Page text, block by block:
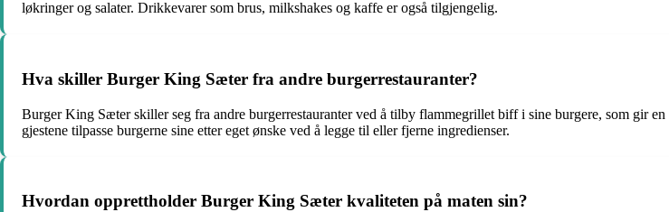
løkringer og salater. Drikkevarer som brus, milkshakes og kaffe er også tilgjengelig.
Hva skiller Burger King Sæter fra andre burgerrestauranter?
Burger King Sæter skiller seg fra andre burgerrestauranter ved å tilby flammegrillet biff i sine burgere, som gir
gjestene tilpasse burgerne sine etter eget ønske ved å legge til eller fjerne ingredienser.
Hvordan opprettholder Burger King Sæter kvaliteten på maten sin?